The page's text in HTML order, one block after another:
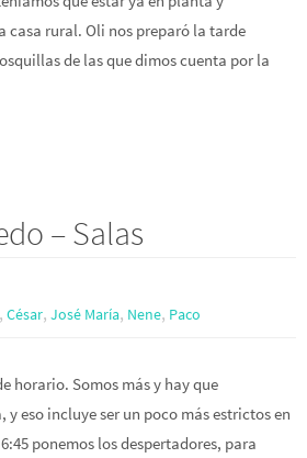
casa rural. Oli nos preparó la tarde
de las que dimos cuenta por la
– Salas
,César,José María, Nene, Paco
horario. Somos más y hay que
eso incluye ser un poco más estrictos en
ponemos los despertadores, para